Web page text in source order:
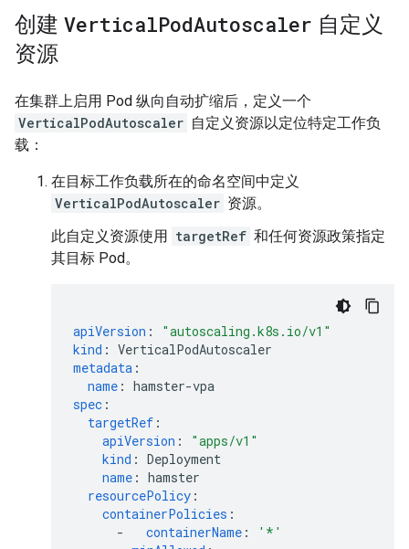
创建 VerticalPodAutoscaler 自定义
资源
在集群上启用 Pod 纵向自动扩缩后，定义一个
VerticalPodAutoscaler 自定义资源以定位特定工作负
载：
在目标工作负载所在的命名空间中定义
VerticalPodAutoscaler 资源。
此自定义资源使用 targetRef 和任何资源政策指定
其目标 Pod。
apiVersion :
"autoscaling.k8s.io/v1"
kind : VerticalPodAutoscaler
metadata :
name : hamster-vpa
spec :
targetRef :
apiVersion :
"apps/v1"
kind : Deployment
name : hamster
resourcePolicy :
containerPolicies :
-
containerName :
'*'